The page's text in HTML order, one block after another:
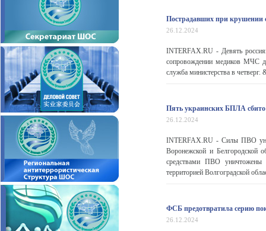
Пострадавших при крушении
26.12.2024
INTERFAX.RU - Девять
сопровождении медиков МЧС
служба министерства в четверг.
Пять украинских БПЛА сбито
26.12.2024
INTERFAX.RU - Силы ПВО
Воронежской и
средствами ПВО уничтожены
территорией Волгоградской
ФСБ предотвратила серию
26.12.2024